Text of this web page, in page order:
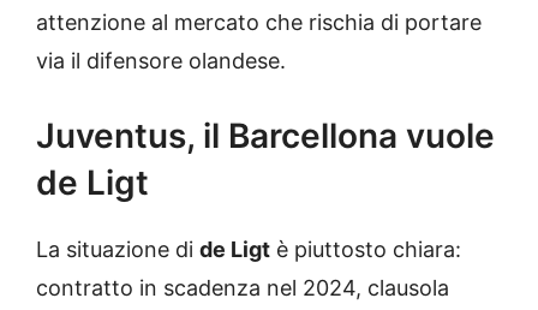
attenzione al mercato che rischia di portare
via il difensore olandese.
Juventus, il Barcellona vuole
de Ligt
La situazione di de Ligt è piuttosto chiara:
contratto in scadenza nel 2024, clausola